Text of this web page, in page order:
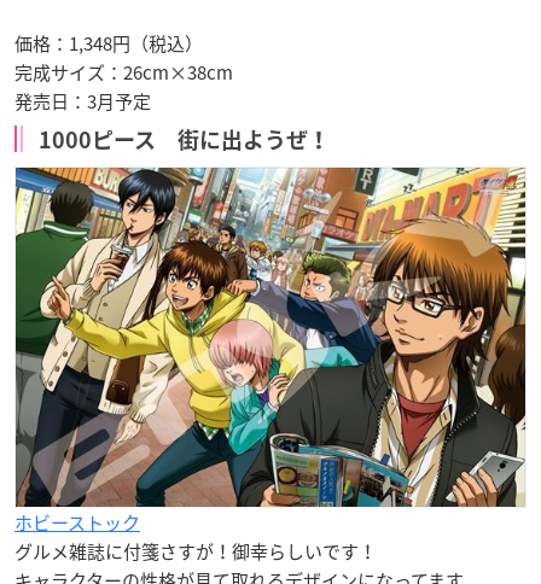
価格：1,348円（税込）
完成サイズ：26cm×38cm
発売日： 3月予定
1000ピース 街に出ようぜ！
ホビーストック
グルメ雑誌に付箋さすが！御幸らしいです！